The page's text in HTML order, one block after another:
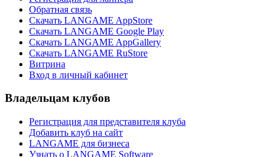
Обратная связь
Скачать LANGAME AppStore
Скачать LANGAME Google Play
Скачать LANGAME AppGallery
Скачать LANGAME RuStore
Витрина
Вход в личный кабинет
Владельцам клубов
Регистрация для представителя клуба
Добавить клуб на сайт
LANGAME для бизнеса
Узнать о LANGAME Software